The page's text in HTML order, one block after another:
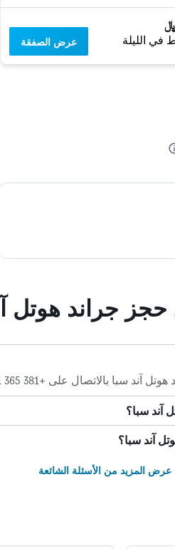
في الليلة عرض الصفقة
حجز جراند هوتل
بالاتصال على +381 365 471 977.
آند سبا؟
آند سبا؟
عرض المزيد من الأسئلة الشائعة